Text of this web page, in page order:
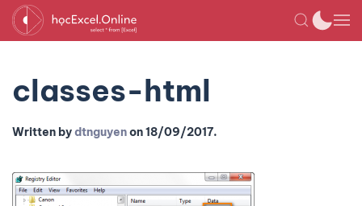
classes-html
Written bydtnguyenon18/09/2017.